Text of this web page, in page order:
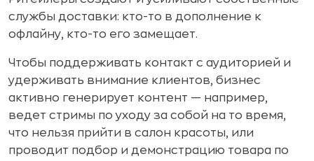
службы доставки: кто-то в дополнение к
офлайну, кто-то его замещает.
Чтобы поддерживать контакт с аудиторией и
удерживать внимание клиентов, бизнес
активно генерирует контент — например,
ведет стримы по уходу за собой на то время,
что нельзя прийти в салон красоты, или
проводит подбор и демонстрацию товара по